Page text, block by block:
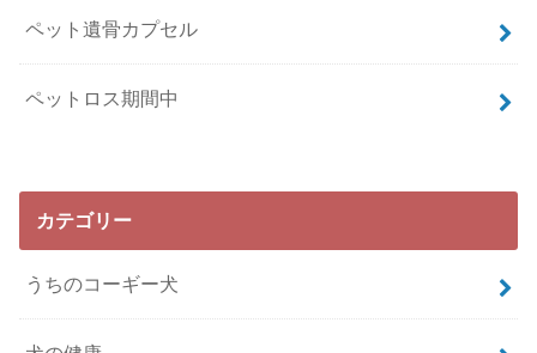
ペット遺骨カプセル
ペットロス期間中
カテゴリー
うちのコーギー犬